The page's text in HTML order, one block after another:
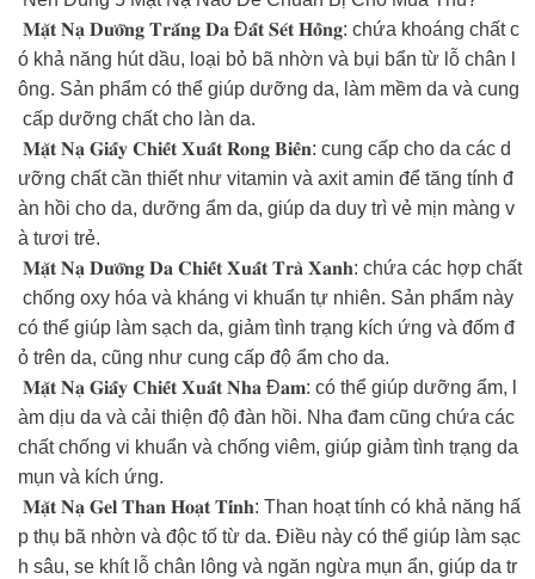
𝐌𝐚̣̆𝐭 𝐍𝐚̣ 𝐃𝐮̛𝐨̛̃𝐧𝐠 𝐓𝐫𝐚̆́𝐧𝐠 𝐃𝐚 Đ𝐚̂́𝐭 𝐒𝐞́𝐭 𝐇𝐨̂̀𝐧𝐠: chứa khoáng chất c
ó khả năng hút dầu, loại bỏ bã nhờn và bụi bẩn từ lỗ chân l
ông. Sản phẩm có thể giúp dưỡng da, làm mềm da và cung
cấp dưỡng chất cho làn da.
𝐌𝐚̣̆𝐭 𝐍𝐚̣ 𝐆𝐢𝐚̂́𝐲 𝐂𝐡𝐢𝐞̂́𝐭 𝐗𝐮𝐚̂́𝐭 𝐑𝐨𝐧𝐠 𝐁𝐢𝐞̂̉𝐧: cung cấp cho da các d
ưỡng chất cần thiết như vitamin và axit amin để tăng tính đ
àn hồi cho da, dưỡng ẩm da, giúp da duy trì vẻ mịn màng v
à tươi trẻ.
𝐌𝐚̣̆𝐭 𝐍𝐚̣ 𝐃𝐮̛𝐨̛̃𝐧𝐠 𝐃𝐚 𝐂𝐡𝐢𝐞̂́𝐭 𝐗𝐮𝐚̂́𝐭 𝐓𝐫𝐚̀ 𝐗𝐚𝐧𝐡: chứa các hợp chất
chống oxy hóa và kháng vi khuẩn tự nhiên. Sản phẩm này
có thể giúp làm sạch da, giảm tình trạng kích ứng và đốm đ
ỏ trên da, cũng như cung cấp độ ẩm cho da.
𝐌𝐚̣̆𝐭 𝐍𝐚̣ 𝐆𝐢𝐚̂́𝐲 𝐂𝐡𝐢𝐞̂́𝐭 𝐗𝐮𝐚̂́𝐭 𝐍𝐡𝐚 Đ𝐚𝐦: có thể giúp dưỡng ẩm, l
àm dịu da và cải thiện độ đàn hồi. Nha đam cũng chứa các
chất chống vi khuẩn và chống viêm, giúp giảm tình trạng da
mụn và kích ứng.
𝐌𝐚̣̆𝐭 𝐍𝐚̣ 𝐆𝐞𝐥 𝐓𝐡𝐚𝐧 𝐇𝐨𝐚̣𝐭 𝐓𝐢́𝐧𝐡: Than hoạt tính có khả năng hấ
p thụ bã nhờn và độc tố từ da. Điều này có thể giúp làm sạc
h sâu, se khít lỗ chân lông và ngăn ngừa mụn ẩn, giúp da tr